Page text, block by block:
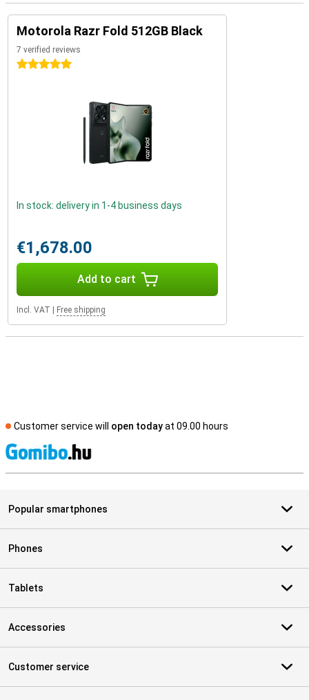
Motorola Razr Fold 512GB Black
7 verified reviews
5 stars
In stock: delivery in 1-4 business days
€1,678.00
Add to cart
Incl. VAT Free shipping
Customer service will open todayat 09.00 hours
Popular smartphones
Phones
Tablets
Accessories
Customer service